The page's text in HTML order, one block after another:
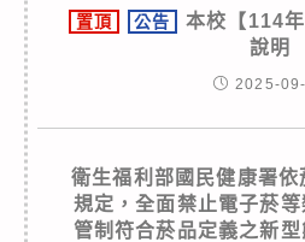
置頂 公告
本校【114
說明
2025-
衛生福利部國民健康署
規定，全面禁止電子菸
管制符合菸品定義之新